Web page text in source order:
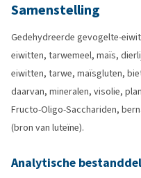
Samenstelling
Gedehydreerde gevogelte-
eiwitten, tarwemeel, maïs,
eiwitten, tarwe, maïsgluten,
daarvan, mineralen, visolie,
Fructo-Oligo-Sacchariden,
(bron van luteïne).
Analytische